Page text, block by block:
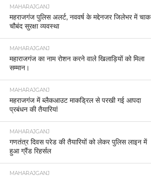
MAHARAJGANJ
महराजगंज पुलिस अलर्ट, नववर्ष के मद्देनजर जिलेभर में
चौबंद सुरक्षा व्यवस्था
MAHARAJGANJ
महाराजगंज का नाम रोशन करने वाले खिलाड़ियों को मिला
सम्मान।
MAHARAJGANJ
महराजगंज में ब्लैकआउट माकड्रिल से परखी गई आपदा
प्रबंधन की तैयारियां
MAHARAJGANJ
गणतंत्र दिवस परेड की तैयारियों को लेकर पुलिस लाइन में
हुआ ग्रैंड रिहर्सल
MAHARAJGANJ